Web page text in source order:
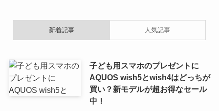
新着記事 人気記事
子ども用スマホのプレゼントに
AQUOS wish5とwish4はどっちが
買い？新モデルが超お得なセール
中！